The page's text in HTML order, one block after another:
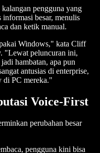
pengguna yang
informasi besar, menulis
dan ketik manual.
Windows," kata Cliff
"Lewat peluncuran ini,
hambatan, apa pun
antusias di enterprise,
di PC mereka."
Voice-First
perubahan besar
pengguna kini bisa